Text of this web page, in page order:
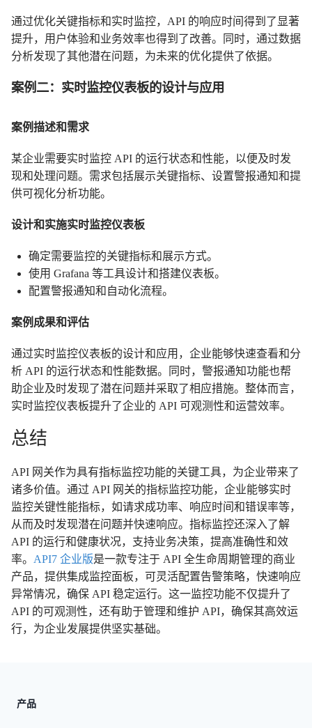
通过优化关键指标和实时监控，API 的响应时间得到了显著
提升，用户体验和业务效率也得到了改善。同时，通过数据
分析发现了其他潜在问题，为未来的优化提供了依据。
案例二：实时监控仪表板的设计与应用
案例描述和需求
某企业需要实时监控 API 的运行状态和性能，以便及时发
现和处理问题。需求包括展示关键指标、设置警报通知和提
供可视化分析功能。
设计和实施实时监控仪表板
确定需要监控的关键指标和展示方式。
使用 Grafana 等工具设计和搭建仪表板。
配置警报通知和自动化流程。
案例成果和评估
通过实时监控仪表板的设计和应用，企业能够快速查看和分
析 API 的运行状态和性能数据。同时，警报通知功能也帮
助企业及时发现了潜在问题并采取了相应措施。整体而言，
实时监控仪表板提升了企业的 API 可观测性和运营效率。
总结
API 网关作为具有指标监控功能的关键工具，为企业带来了
诸多价值。通过 API 网关的指标监控功能，企业能够实时
监控关键性能指标，如请求成功率、响应时间和错误率等，
从而及时发现潜在问题并快速响应。指标监控还深入了解
API 的运行和健康状况，支持业务决策，提高准确性和效
率。 API7 企业版是一款专注于 API 全生命周期管理的商业
产品，提供集成监控面板，可灵活配置告警策略，快速响应
异常情况，确保 API 稳定运行。这一监控功能不仅提升了
API 的可观测性，还有助于管理和维护 API，确保其高效运
行，为企业发展提供坚实基础。
产品